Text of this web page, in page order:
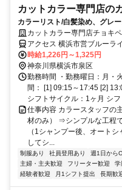
カットカラー専門店の
カラーリスト/白髪染め、グレ
険完備
カットカラー専門店チョキ
アクセス 横浜市営ブルーラ
ブルーライン「立場駅」より
時給1,226円～1,325円
神奈川県横浜市泉区
勤務時間 ・勤務曜日：月・
間： [1] 09:15～17:45 [2]
シフトサイクル：1ヶ月 シ
仕事内容 カラースタッフの
材のみ） ⇒シンプルな工程
（1シャンプー後、オート
してシ...
制服あり 社員登用あり 週1日から
主婦・主夫歓迎
フリーター歓迎 学
経験者歓迎
月1シフト提出 長期歓